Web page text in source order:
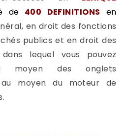
de 400 DEFINITIONS
en
en droit des fonctions
publics et en droit des
lequel vous pouvez
moyen des onglets
moyen du moteur de